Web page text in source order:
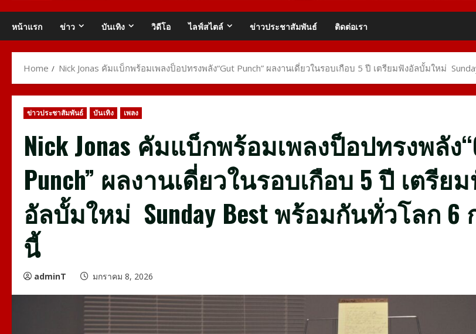
หน้าแรก ข่าว บันเทิง วิดีโอ ไลฟ์สไตล์ ข่าวประชาสัมพันธ์ ติดต่อเรา
Home Nick Jonas คัมแบ็กพร้อมเพลงป็อปทรงพลัง“Gut Punch” ผลงานเดี่ยวในรอบเกือบ 5 ปี เตรียมฟังอัลบั้มใหม่
ข่าวประชาสัมพันธ์ บันเทิง เพลง
Nick Jonas คัมแบ็กพร้อมเพลงป็อปทรงพลัง
Punch” ผลงานเดี่ยวในรอบเกือบ 5 ปี เตรีย
อัลบั้มใหม่ Sunday Best พร้อมกันทั่วโลก 6
นี้
adminT มกราคม 8, 2026